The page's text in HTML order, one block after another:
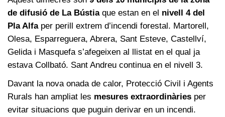
de difusió de La Bústiaque estan en el nivell 4 del
Pla Alfaper perill extrem d’incendi forestal. Martorell,
Olesa, Esparreguera, Abrera, Sant Esteve, Castellví,
Gelida i Masquefa s’afegeixen al llistat en el qual ja
estava Collbató. Sant Andreu continua en el nivell 3.
Davant la nova onada de calor, Protecció Civil i Agents
Rurals han ampliat les mesures extraordinàries per
evitar situacions que puguin derivar en un incendi.